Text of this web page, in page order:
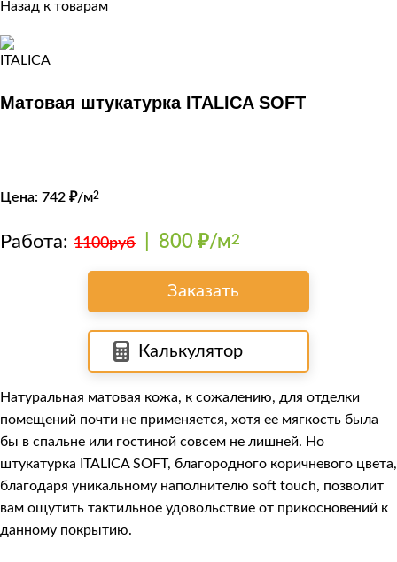
Назад к товарам
Матовая штукатурка ITALICA SOFT
Цена: 742 ₽/м2
Работа: 1100руб 800 ₽/м2
Заказать
Калькулятор
Натуральная матовая кожа, к сожалению, для отделки
помещений почти не применяется, хотя ее мягкость была
бы в спальне или гостиной совсем не лишней. Но
штукатурка ITALICA SOFT, благородного коричневого цвета,
благодаря уникальному наполнителю soft touch, позволит
вам ощутить тактильное удовольствие от прикосновений к
данному покрытию.